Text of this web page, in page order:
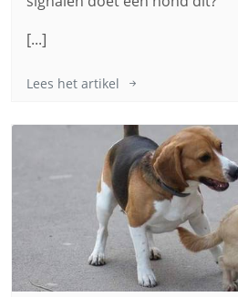
[...]
Lees het artikel